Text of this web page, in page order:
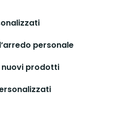
personale
prodotti